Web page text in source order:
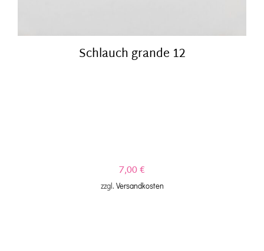
Schlauch grande 12
7,00€
zzgl. Versandkosten